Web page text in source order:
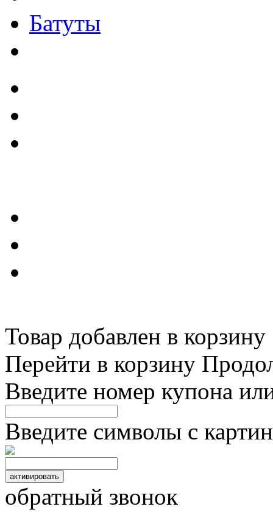
Батуты
Товар добавлен в корзину
Перейти в корзину
Введите номер купона
Введите символы с
обратный звонок